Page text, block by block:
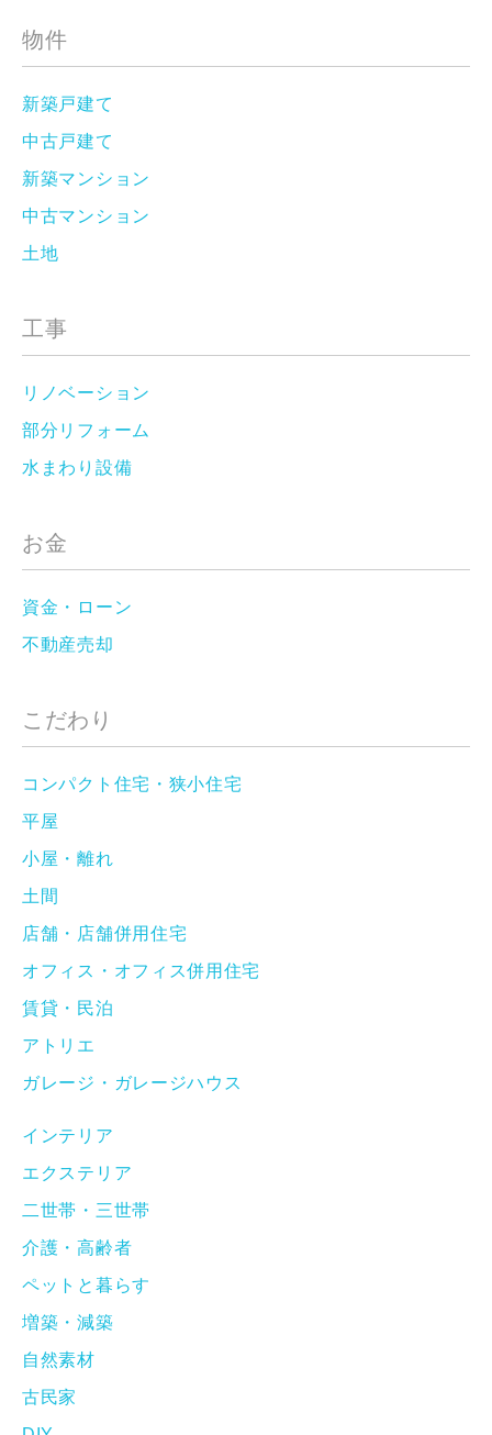
物件
新築戸建て
中古戸建て
新築マンション
中古マンション
土地
工事
リノベーション
部分リフォーム
水まわり設備
お金
資金・ローン
不動産売却
こだわり
コンパクト住宅・狭小住宅
平屋
小屋・離れ
土間
店舗・店舗併用住宅
オフィス・オフィス併用住宅
賃貸・民泊
アトリエ
ガレージ・ガレージハウス
インテリア
エクステリア
二世帯・三世帯
介護・高齢者
ペットと暮らす
増築・減築
自然素材
古民家